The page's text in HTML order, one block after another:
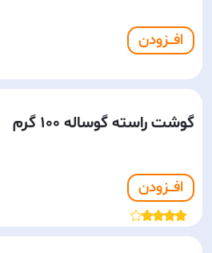
افـــزودن
گوشت راسته گوساله 100 گرم
افـــزودن